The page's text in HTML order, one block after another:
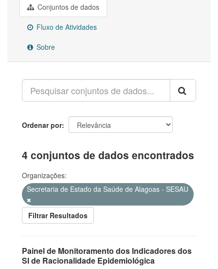
Conjuntos de dados
Fluxo de Atividades
Sobre
Ordenar por
4 conjuntos de dados encontrados
Organizações:
Secretaria de Estado da Saúde de Alagoas - SESAU
Filtrar Resultados
Painel de Monitoramento dos Indicadores dos
SI de Racionalidade Epidemiológica